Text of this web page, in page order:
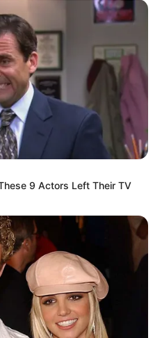
9 Actors Left Their TV